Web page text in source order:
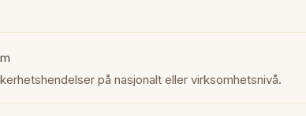
på nasjonalt eller virksomhetsnivå.